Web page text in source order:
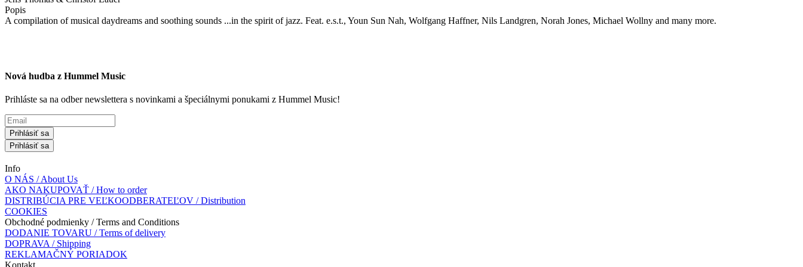
Popis
A compilation of musical daydreams and soothing sounds ...in the spirit of jazz. Feat. e.s.t., Youn Sun Nah, Wolfgang Haffner, Nils Landgren, Norah Jones, Michael Wollny and many more.
Nová hudba z Hummel Music
Prihláste sa na odber newslettera s novinkami a špeciálnymi ponukami z Hummel Music!
Prihlásiť sa
Prihlásiť sa
Info
O NÁS / About Us
AKO NAKUPOVAŤ / How to order
DISTRIBÚCIA PRE VEĽKOODBERATEĽOV / Distribution
COOKIES
Obchodné podmienky / Terms and Conditions
DODANIE TOVARU / Terms of delivery
DOPRAVA / Shipping
REKLAMAČNÝ PORIADOK